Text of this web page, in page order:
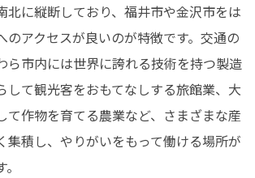
北に縦断しており、福井市や金沢市をは
のアクセスが良いのが特徴です。交通の
ら市内には世界に誇れる技術を持つ製造
して観光客をおもてなしする旅館業、大
て作物を育てる農業など、さまざまな産
集積し、やりがいをもって働ける場所が